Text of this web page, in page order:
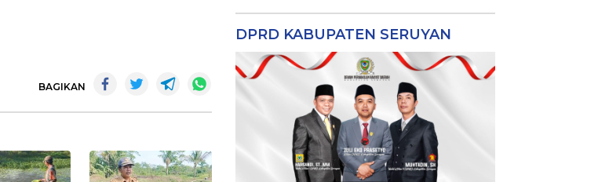
BAGIKAN
DPRD KABUPATEN SERUYAN